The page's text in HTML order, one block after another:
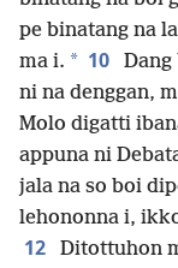
pe binatang na
ma i. * 10
ni na denggan,
Molo digatti
appuna ni
jala na so boi
lehononna i,
12
Ditottuhon